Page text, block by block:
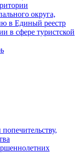
округа,
в Единый реестр
в сфере туристской